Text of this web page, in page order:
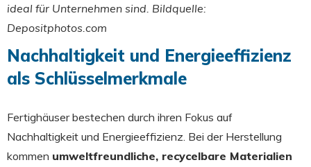
ideal für Unternehmen sind. Bildquelle:
Depositphotos.com
Nachhaltigkeit und Energieeffizienz
als Schlüsselmerkmale
Fertighäuser bestechen durch ihren Fokus auf
Nachhaltigkeit und Energieeffizienz. Bei der Herstellung
kommen umweltfreundliche, recycelbare Materialien